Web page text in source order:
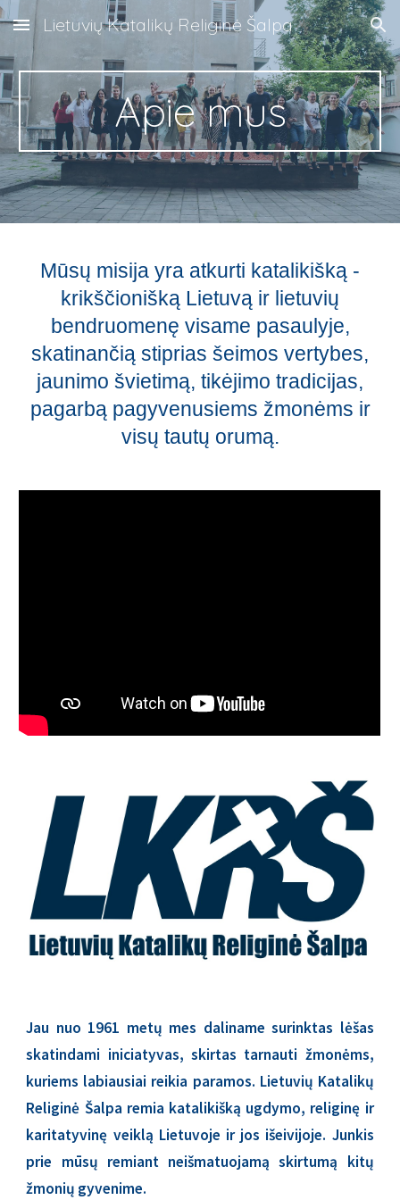
Skip to main content Skip to navigation
Lietuvių Katalikų Religinė Šalpa
Apie mus
Mūsų misija yra atkurti katalikišką -
krikščionišką Lietuvą ir lietuvių
bendruomenę visame pasaulyje,
skatinančią stiprias šeimos vertybes,
jaunimo švietimą, tikėjimo tradicijas,
pagarbą pagyvenusiems žmonėms ir
visų tautų orumą.
Jau nuo 1961 metų mes daliname surinktas lėšas
skatindami iniciatyvas, skirtas tarnauti žmonėms,
kuriems labiausiai reikia paramos. Lietuvių Katalikų
Religinė Šalpa remia katalikišką ugdymo, religinę ir
karitatyvinę veiklą Lietuvoje ir jos išeivijoje. Junkis
prie mūsų remiant neišmatuojamą skirtumą kitų
žmonių gyvenime.